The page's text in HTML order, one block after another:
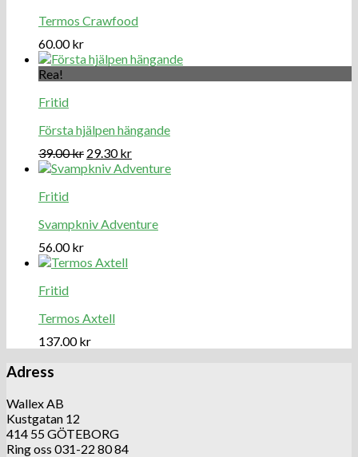
Termos Crawfood
60.00kr
Rea!
Fritid
Första hjälpen hängande
39.00kr 29.30kr
Fritid
Svampkniv Adventure
56.00kr
Fritid
Termos Axtell
137.00kr
Adress
Wallex AB
Kustgatan 12
414 55 GÖTEBORG
Ring oss 031-22 80 84